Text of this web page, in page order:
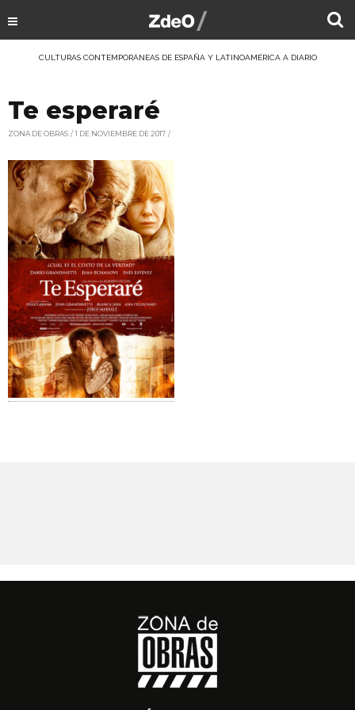
CULTURAS CONTEMPORÁNEAS DE ESPAÑA Y LATINOAMÉRICA A DIARIO
Te esperaré
ZONA DE OBRAS 1 DE NOVIEMBRE DE 2017